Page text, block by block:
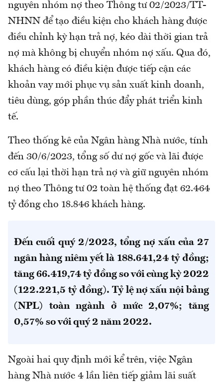
nguyên nhóm nợ theo Thông tư 02/2023/TT-
NHNN để tạo điều kiện cho khách hàng được
điều chỉnh kỳ hạn trả nợ, kéo dài thời gian trả
nợ mà không bị chuyển nhóm nợ xấu. Qua đó,
khách hàng có điều kiện được tiếp cận các
khoản vay mới phục vụ sản xuất kinh doanh,
tiêu dùng, góp phần thúc đẩy phát triển kinh
tế.
Theo thống kê của Ngân hàng Nhà nước, tính
đến 30/6/2023, tổng số dư nợ gốc và lãi được
cơ cấu lại thời hạn trả nợ và giữ nguyên nhóm
nợ theo Thông tư 02 toàn hệ thống đạt 62.464
tỷ đồng cho 18.846 khách hàng.
Đến cuối quý 2/2023, tổng nợ xấu của 27
ngân hàng niêm yết là 188.641,24 tỷ đồng;
tăng 66.419,74 tỷ đồng so với cùng kỳ 2022
(122.221,5 tỷ đồng). Tỷ lệ nợ xấu nội bảng
(NPL) toàn ngành ở mức 2,07%; tăng
0,57% so với quý 2 năm 2022.
Ngoài hai quy định mới kể trên, việc Ngân
hàng Nhà nước 4 lần liên tiếp giảm lãi suất